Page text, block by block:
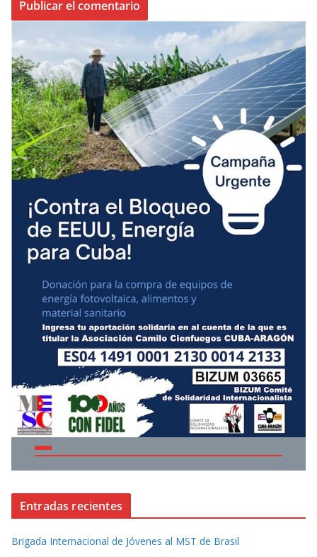
Entradas recientes
Brigada Internacional de Jóvenes al MST de Brasil